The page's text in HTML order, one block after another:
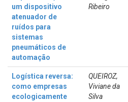
um dispositivo
atenuador de
ruídos para
sistemas
pneumáticos de
automação
Ribeiro
Logística reversa:
como empresas
ecologicamente
QUEIROZ,
Viviane da
Silva